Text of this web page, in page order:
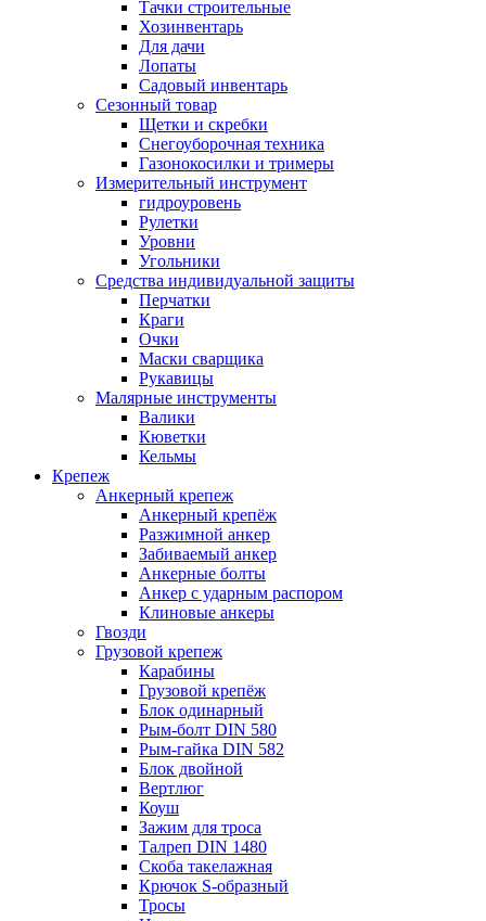
Тачки строительные
Хозинвентарь
Для дачи
Лопаты
Садовый инвентарь
Сезонный товар
Щетки и скребки
Снегоуборочная техника
Газонокосилки и тримеры
Измерительный инструмент
гидроуровень
Рулетки
Уровни
Угольники
Средства индивидуальной защиты
Перчатки
Краги
Очки
Маски сварщика
Рукавицы
Малярные инструменты
Валики
Кюветки
Кельмы
Крепеж
Анкерный крепеж
Анкерный крепёж
Разжимной анкер
Забиваемый анкер
Анкерные болты
Анкер с ударным распором
Клиновые анкеры
Гвозди
Грузовой крепеж
Карабины
Грузовой крепёж
Блок одинарный
Рым-болт DIN 580
Рым-гайка DIN 582
Блок двойной
Вертлюг
Коуш
Зажим для троса
Талреп DIN 1480
Скоба такелажная
Крючок S-образный
Тросы